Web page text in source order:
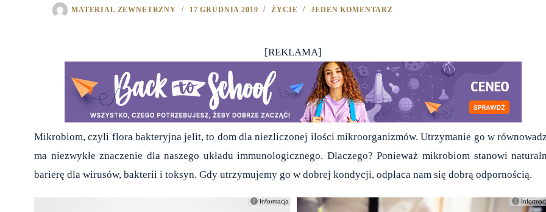
MATERIAL ZEWNETRZNY 17 GRUDNIA 2019 ŻYCIE JEDEN KOMENTARZ
[REKLAMA]
Mikrobiom, czyli flora bakteryjna jelit, to dom dla niezliczonej ilości mikroorganizmów. Utrzymanie go w
ma niezwykłe znaczenie dla naszego układu immunologicznego. Dlaczego? Ponieważ mikrobiom stanowi
barierę dla wirusów, bakterii i toksyn. Gdy utrzymujemy go w dobrej kondycji, odpłaca nam się dobrą odpornością.